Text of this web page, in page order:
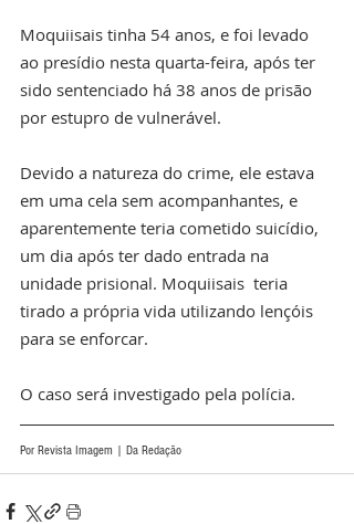
Moquiisais tinha 54 anos, e foi levado
ao presídio nesta quarta-feira, após ter
sido sentenciado há 38 anos de prisão
por estupro de vulnerável.
Devido a natureza do crime, ele estava
em uma cela sem acompanhantes, e
aparentemente teria cometido suicídio,
um dia após ter dado entrada na
unidade prisional. Moquiisais  teria
tirado a própria vida utilizando lençóis
para se enforcar.
O caso será investigado pela polícia.
Por Revista Imagem | Da Redação